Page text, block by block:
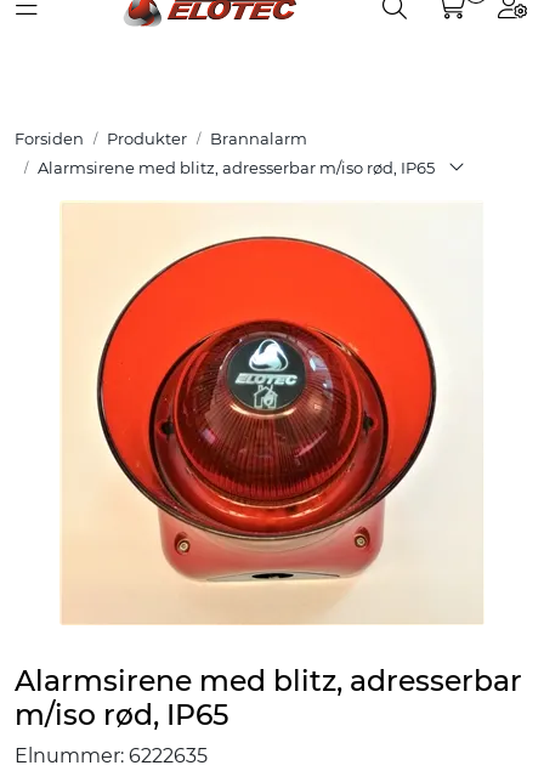
Skip to main content Partnerweb
Toggle navigation Toggle search
Forsiden Produkter
Brannalarm
Alarmsirene med blitz, adresserbar m/iso rød, IP65
Alarmsirene med blitz, adresserbar
m/iso rød, IP65
Elnummer: 6222635
Løsninger
Referanser
Nettbutikk